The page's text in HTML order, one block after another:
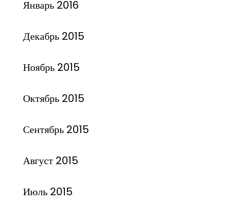
Январь 2016
Декабрь 2015
Ноябрь 2015
Октябрь 2015
Сентябрь 2015
Август 2015
Июль 2015